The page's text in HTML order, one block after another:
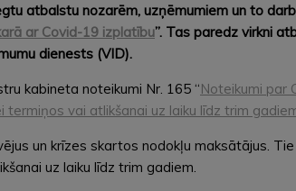
atbalstu nozarēm, uzņēmumiem un to
ar Covid-19 izplatību”. Tas paredz virkni
dienests (VID).
kabineta noteikumi Nr. 165 “Noteikumi par
vai atlikšanai uz laiku līdz trim
un krīzes skartos nodokļu maksātājus.
uz laiku līdz trim gadiem.